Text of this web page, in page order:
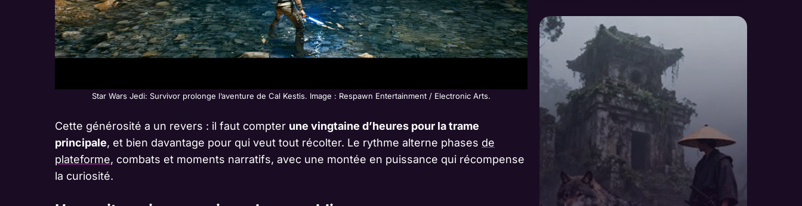
Star Wars Jedi: Survivor prolonge l’aventure de Cal Kestis. Image : Respawn Entertainment / Electronic Arts.
Cette générosité a un revers : il faut compter une vingtaine d’heures pour la trame
principale, et bien davantage pour qui veut tout récolter. Le rythme alterne phases de
plateforme, combats et moments narratifs, avec une montée en puissance qui récompense
la curiosité.